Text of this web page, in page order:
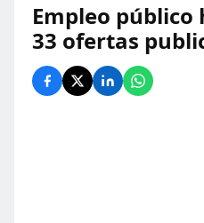
Empleo público
33 ofertas